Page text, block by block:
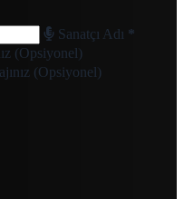
Sanatçı Adı *
(Opsiyonel)
(Opsiyonel)